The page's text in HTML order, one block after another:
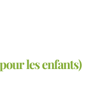
les enfants)